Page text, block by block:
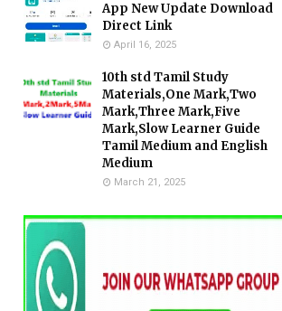
App New Update Download
Direct Link
April 16, 2025
10th std Tamil Study
Materials,One Mark,Two
Mark,Three Mark,Five
Mark,Slow Learner Guide
Tamil Medium and English
Medium
March 21, 2025